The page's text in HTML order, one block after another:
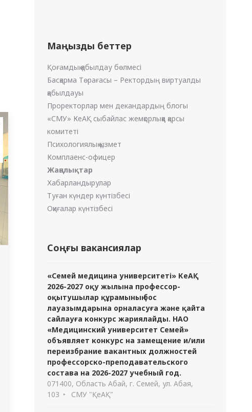
Маңызды беттер
Қоғамдық қабылдау бөлмесі
Басқарма Төрағасы – Ректордың виртуалды
қабылдауы
Проректорлар мен декандардың блогы
«СМУ» КеАҚ сыбайлас жемқорлыққа қарсы
комитеті
Психологиялық қызмет
Комплаенс-офицер
Жаңалықтар
Хабарландырулар
Туған күндер күнтізбесі
Оқиғалар күнтізбесі
Соңғы вакансиялар
«Семей медицина университеті» КеАҚ
2026-2027 оқу жылына профессор-
оқытушылар құрамының бос
лауазымдарына орналасуға және қайта
сайлауға конкурс жариялайды. НАО
«Медицинский университет Семей»
объявляет конкурс на замещение и/или
переизбрание вакантных должностей
профессорско-преподавательского
состава на 2026-2027 учебный год.
071400, Область Абай, г. Семей, ул. Абая,
103
СМУ "ҚеАҚ"